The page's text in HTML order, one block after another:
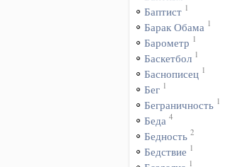
Баптист 1
Барак Обама 1
Барометр 1
Баскетбол 1
Баснописец 1
Бег 1
Беграничность 1
Беда 4
Бедность 2
Бедствие 1
1